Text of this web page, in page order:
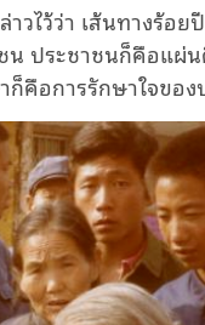
วไว้ว่า เส้นทางร้อ
น ประชาชนก็คือแผ่
อการรักษาใจของ